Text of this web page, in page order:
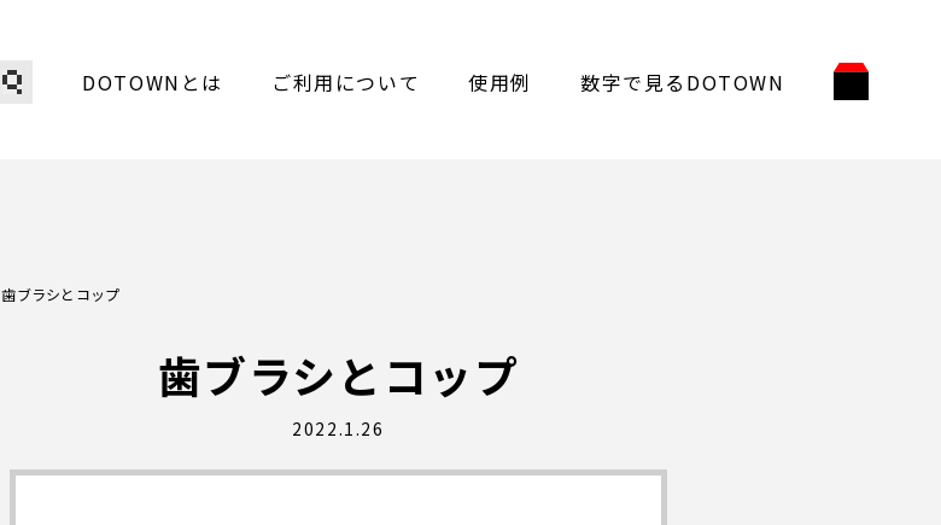
DOTOWNとは ご利用について 使用例 数字で見るDOTOWN
歯ブラシとコップ
歯ブラシとコップ
2022.1.26